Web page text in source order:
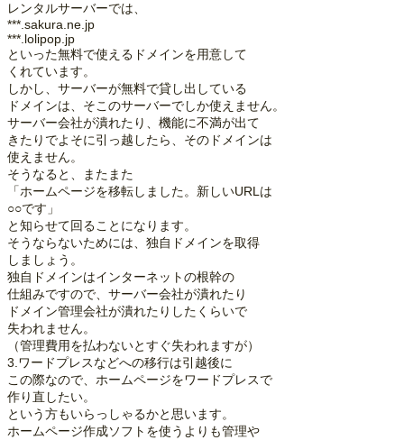
レンタルサーバーでは、
***.sakura.ne.jp
***.lolipop.jp
といった無料で使えるドメインを用意して
くれています。
しかし、サーバーが無料で貸し出している
ドメインは、そこのサーバーでしか使えません。
サーバー会社が潰れたり、機能に不満が出て
きたりでよそに引っ越したら、そのドメインは
使えません。
そうなると、またまた
「ホームページを移転しました。新しいURLは
○○です」
と知らせて回ることになります。
そうならないためには、独自ドメインを取得
しましょう。
独自ドメインはインターネットの根幹の
仕組みですので、サーバー会社が潰れたり
ドメイン管理会社が潰れたりしたくらいで
失われません。
（管理費用を払わないとすぐ失われますが）
3.ワードプレスなどへの移行は引越後に
この際なので、ホームページをワードプレスで
作り直したい。
という方もいらっしゃるかと思います。
ホームページ作成ソフトを使うよりも管理や